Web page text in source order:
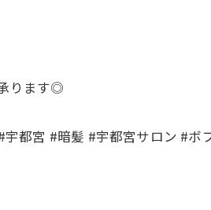
ります◎
都宮 #暗髪 #宇都宮サロン #